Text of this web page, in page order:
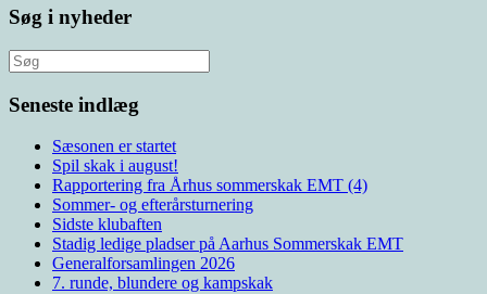
Søg i nyheder
Søg
efter:
Seneste indlæg
Sæsonen er startet
Spil skak i august!
Rapportering fra Århus sommerskak EMT (4)
Sommer- og efterårsturnering
Sidste klubaften
Stadig ledige pladser på Aarhus Sommerskak EMT
Generalforsamlingen 2026
7. runde, blundere og kampskak